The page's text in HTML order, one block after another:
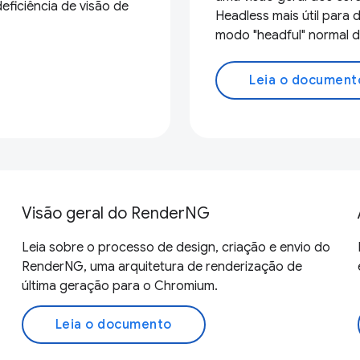
de visão de
Headless mais útil para
modo "headful" normal
Leia o
Visão geral do RenderNG
Leia sobre o processo de design, criação e envio do
RenderNG, uma arquitetura de renderização de
última geração para o Chromium.
Leia o documento